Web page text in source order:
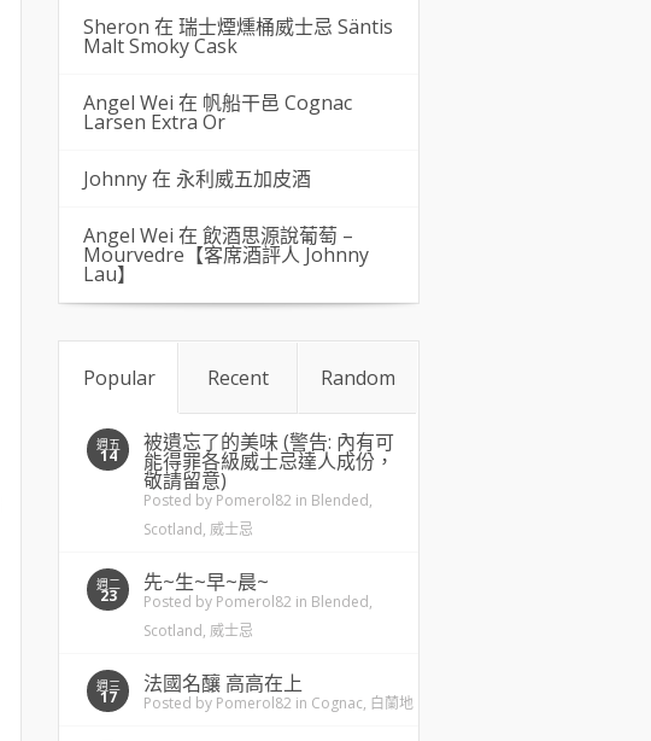
Sheron 在 瑞士煙燻桶威士忌 Säntis
Malt Smoky Cask
Angel Wei 在 帆船干邑 Cognac
Larsen Extra Or
Johnny 在 永利威五加皮酒
Angel Wei 在 飲酒思源說葡萄 –
Mourvedre【客席酒評人 Johnny
Lau】
Popular Recent Random
週五
14
被遺忘了的美味 (警告: 內有可
能得罪各級威士忌達人成份，
敬請留意)
Posted by Pomerol82 in Blended,
Scotland, 威士忌
週二
23
先~生~早~晨~
Posted by Pomerol82 in Blended,
Scotland, 威士忌
週三
17
法國名釀 高高在上
Posted by Pomerol82 in Cognac, 白蘭地